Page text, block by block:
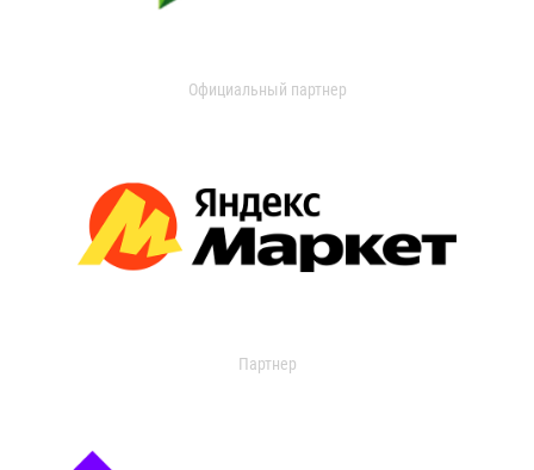
Официальный партнер
Партнер